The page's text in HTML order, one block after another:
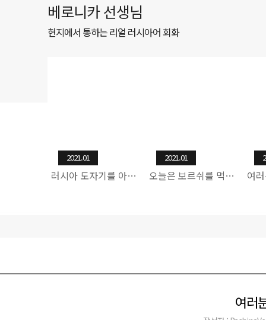
베로니카 선생님
현지에서 통하는 리얼 러시아어 회화
2021.01
러시아 도자기를 아시나요?
2021.01
오늘은 보르쉬를 먹어봐요!
여러